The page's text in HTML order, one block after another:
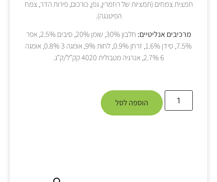
תמצית צמחים (תמציות של רוזמרין, גפן, כורכום, פירות הדר, צמח
הפיטנגה).
מרכיבים אנליטיים:
חלבון 30%, שומן 20%, סיבים 2.5%, אפר
7.5%, סידן 1.6%, זרחן 0.9%, לחות 9%, אומגה 3 0.8%, אומגה
6 2.7%, אנרגיה מטבולית 4020 קק"ל/ק"ג.
הוספה לסל